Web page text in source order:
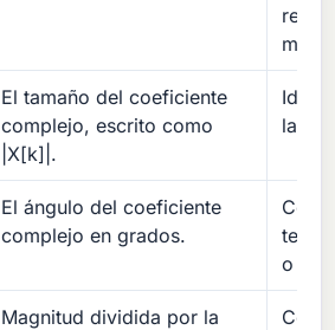
El tamaño del coeficiente
complejo, escrito como
|X[k]|.
las
El ángulo del coeficiente
complejo en grados.
o
Magnitud dividida por la